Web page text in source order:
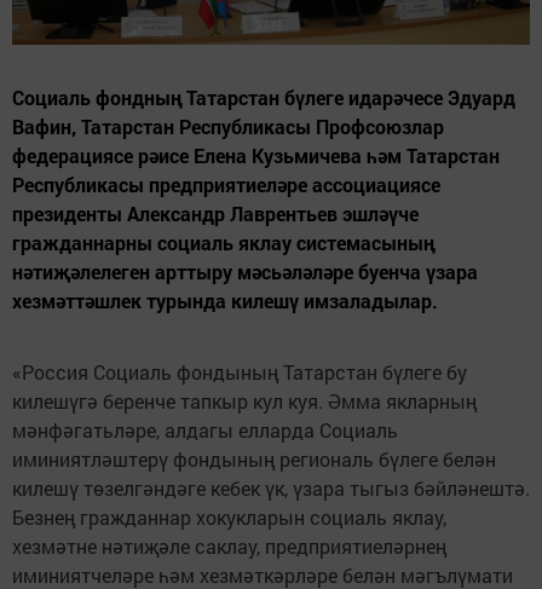
Социаль фондның Татарстан бүлеге идарәчесе Эдуард
Вафин, Татарстан Республикасы Профсоюзлар
федерациясе рәисе Елена Кузьмичева һәм Татарстан
Республикасы предприятиеләре ассоциациясе
президенты Александр Лаврентьев эшләүче
гражданнарны социаль яклау системасының
нәтиҗәлелеген арттыру мәсьәләләре буенча үзара
хезмәттәшлек турында килешү имзаладылар.
«Россия Социаль фондының Татарстан бүлеге бу
килешүгә беренче тапкыр кул куя. Әмма якларның
мәнфәгатьләре, алдагы елларда Социаль
иминиятләштерү фондының региональ бүлеге белән
килешү төзелгәндәге кебек үк, үзара тыгыз бәйләнештә.
Безнең гражданнар хокукларын социаль яклау,
хезмәтне нәтиҗәле саклау, предприятиеләрнең
иминиятчеләре һәм хезмәткәрләре белән мәгълүмати